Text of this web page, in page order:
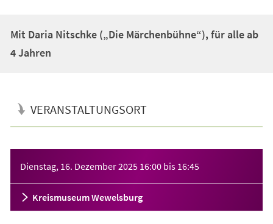
Mit Daria Nitschke („Die Märchenbühne“), für alle ab
4 Jahren
VERANSTALTUNGSORT
Dienstag, 16. Dezember 2025 16:00 bis 16:45
Kreismuseum Wewelsburg